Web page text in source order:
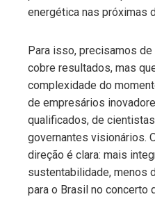
energética nas próximas
Para isso, precisamos de
cobre resultados, mas
complexidade do
de empresários
qualificados, de
governantes visionários.
direção é clara: mais
sustentabilidade, menos
para o Brasil no concerto